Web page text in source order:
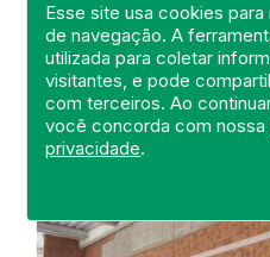
Esse site usa cookies
de navegação. A
utilizada para coletar
visitantes, e pode
com terceiros. Ao
você concorda com nossa
privacidade.
FISCALIZAÇÃO
UNIDADE DE
DEFIS
ATO MÉDICO
REGIAO MEDIO PARAIBA